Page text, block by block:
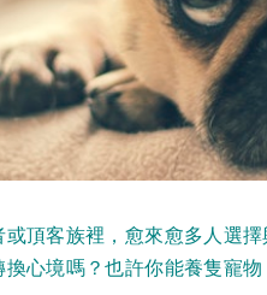
頂客族裡，愈來愈多人選
心境嗎？也許你能養隻寵物